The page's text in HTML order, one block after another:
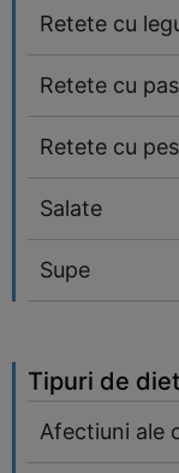
Retete cu
Retete cu
Retete cu
Salate
Supe
Tipuri de
Afectiuni ale